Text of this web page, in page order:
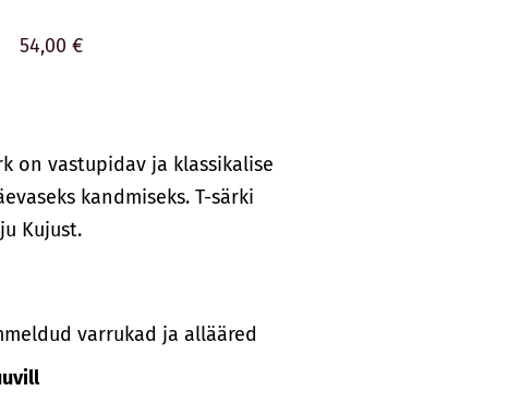
54,00 €
on vastupidav ja klassikalise
kandmiseks. T-särki
Kujust.
varrukad ja allääred